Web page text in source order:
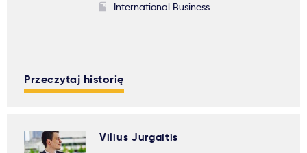
International Business
Przeczytaj historię
Vilius Jurgaitis